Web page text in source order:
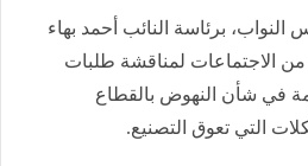
النواب، برئاسة النائب أحمد بهاء
من الاجتماعات لمناقشة طلبات
في شأن النهوض بالقطاع
التي تعوق التصنيع.